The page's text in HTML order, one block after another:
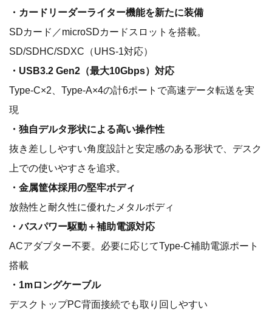
・カードリーダーライター機能を新たに装備
SDカード／microSDカードスロットを搭載。
SD/SDHC/SDXC（UHS-1対応）
・USB3.2 Gen2（最大10Gbps）対応
Type-C×2、Type-A×4の計6ポートで高速データ転送を実
現
・独自デルタ形状による高い操作性
抜き差ししやすい角度設計と安定感のある形状で、デスク
上での使いやすさを追求。
・金属筐体採用の堅牢ボディ
放熱性と耐久性に優れたメタルボディ
・バスパワー駆動＋補助電源対応
ACアダプター不要。必要に応じてType-C補助電源ポート
搭載
・1mロングケーブル
デスクトップPC背面接続でも取り回しやすい